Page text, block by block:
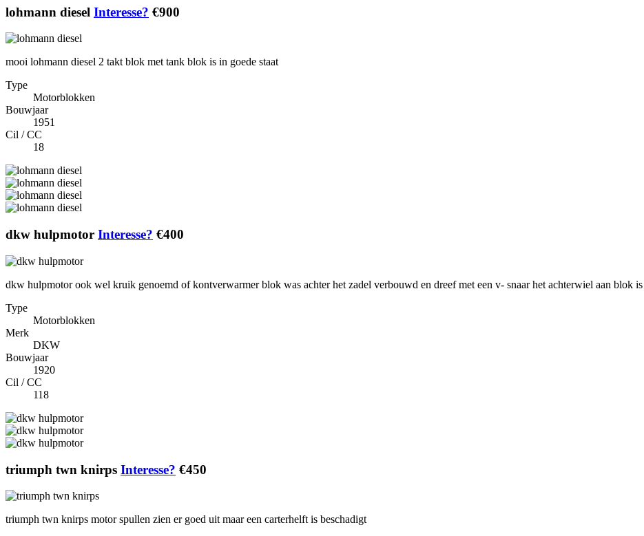
lohmann diesel Interesse? €900
mooi lohmann diesel 2 takt blok met tank blok is in goede staat
Type
Motorblokken
Bouwjaar
1951
Cil / CC
18
dkw hulpmotor Interesse? €400
dkw hulpmotor ook wel kruik genoemd of kontverwarmer blok was achter het zadel verbouwd en dreef met een v- snaar het achterwiel aan blok
Type
Motorblokken
Merk
DKW
Bouwjaar
1920
Cil / CC
118
triumph twn knirps Interesse? €450
triumph twn knirps motor spullen zien er goed uit maar een carterhelft is beschadigt